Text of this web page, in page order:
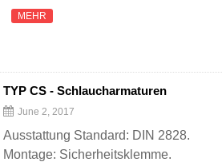
MEHR
TYP CS - Schlaucharmaturen
June 2, 2017
Ausstattung Standard: DIN 2828.
Montage: Sicherheitsklemme.